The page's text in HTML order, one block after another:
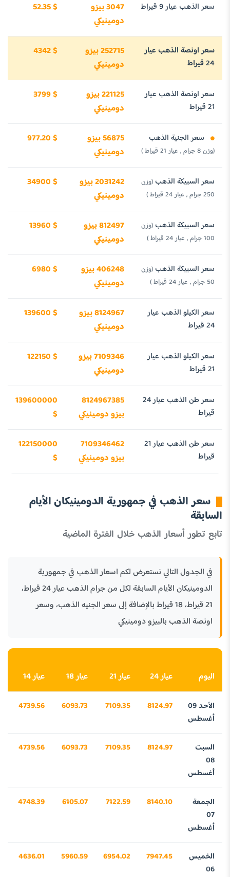
سعر الذهب عيار 9 قيراط
3047 بيزو
دومينيكي
52.35 $
سعر اونصة الذهب عيار
24 قيراط
252715 بيزو
دومينيكي
4342 $
سعر اونصة الذهب عيار
21 قيراط
221125 بيزو
دومينيكي
3799 $
سعر الجنية الذهب
(وزن 8 جرام , عيار 21 قيراط )
56875 بيزو
دومينيكي
977.20 $
سعر السبيكة الذهب (وزن
250 جرام , عيار 24 قيراط )
2031242 بيزو
دومينيكي
34900 $
سعر السبيكة الذهب (وزن
100 جرام , عيار 24 قيراط )
812497 بيزو
دومينيكي
13960 $
سعر السبيكة الذهب (وزن
50 جرام , عيار 24 قيراط )
406248 بيزو
دومينيكي
6980 $
سعر الكيلو الذهب عيار
24 قيراط
8124967 بيزو
دومينيكي
139600 $
سعر الكيلو الذهب عيار
21 قيراط
7109346 بيزو
دومينيكي
122150 $
سعر طن الذهب عيار 24
قيراط
8124967385
بيزو دومينيكي
139600000
$
سعر طن الذهب عيار 21
قيراط
7109346462
بيزو دومينيكي
122150000
$
سعر الذهب في جمهورية الدومينيكان الأيام
السابقة
تابع تطور أسعار الذهب خلال الفترة الماضية
في الجدول التالي نستعرض لكم اسعار الذهب في جمهورية
الدومينيكان الأيام السابقة لكل من جرام الذهب عيار 24 قيراط،
21 قيراط، 18 قيراط بالإضافة إلى سعر الجنيه الذهب، وسعر
اونصة الذهب بالبيزو دومينيكي
اليوم عيار 24 عيار 21 عيار 18 عيار 14
الأحد 09
أغسطس
8124.97
7109.35
6093.73
4739.56
السبت
08
أغسطس
8124.97
7109.35
6093.73
4739.56
الجمعة
07
أغسطس
8140.10
7122.59
6105.07
4748.39
الخميس
06
7947.45
6954.02
5960.59
4636.01